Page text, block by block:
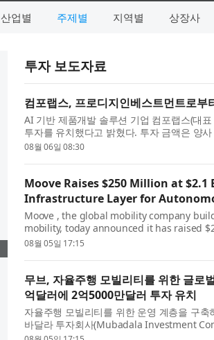
산업별 주제별 지역별 상장사
투자 보도자료
컴포랩스, 프로디지인베스트먼트로부
AI 기반 제품개발 솔루션 기업 컴포랩스(대
투자를 유치했다고 밝혔다. 투자 금액은 양
컴포랩스는 인체 데이터 제공 솔루션 ‘사이
08월 06일 08:30
Moove Raises $250 Million at
Infrastructure Layer for
Moove , the global mobility company
mobility, today announced it has raised
Series C funding round led by Mubadala
08월 05일 17:15
무브, 자율주행 모빌리티를 위한 글로
억달러에 2억5000만달러 투자 유치
자율주행 모빌리티를 위한 운영 계층을 구
바달라 투자회사(Mubadala Investment
인 우븐 캐피털(Woven Capital)과 아이온